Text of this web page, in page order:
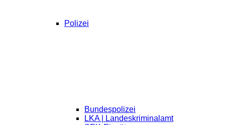
Polizei
Bundespolizei
LKA | Landeskriminalamt